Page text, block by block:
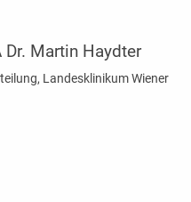
Dr. Martin Haydter
Landesklinikum Wiener